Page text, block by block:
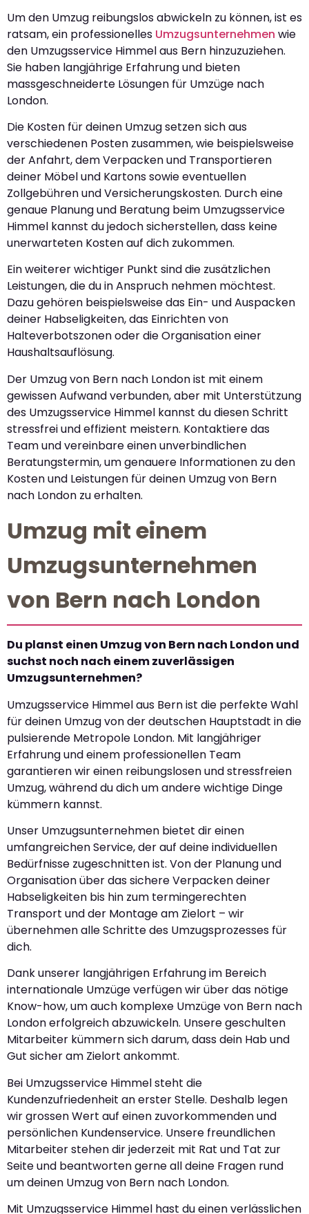
Um den Umzug reibungslos abwickeln zu können, ist es
ratsam, ein professionelles Umzugsunternehmen wie
den Umzugsservice Himmel aus Bern hinzuzuziehen.
Sie haben langjährige Erfahrung und bieten
massgeschneiderte Lösungen für Umzüge nach
London.
Die Kosten für deinen Umzug setzen sich aus
verschiedenen Posten zusammen, wie beispielsweise
der Anfahrt, dem Verpacken und Transportieren
deiner Möbel und Kartons sowie eventuellen
Zollgebühren und Versicherungskosten. Durch eine
genaue Planung und Beratung beim Umzugsservice
Himmel kannst du jedoch sicherstellen, dass keine
unerwarteten Kosten auf dich zukommen.
Ein weiterer wichtiger Punkt sind die zusätzlichen
Leistungen, die du in Anspruch nehmen möchtest.
Dazu gehören beispielsweise das Ein- und Auspacken
deiner Habseligkeiten, das Einrichten von
Halteverbotszonen oder die Organisation einer
Haushaltsauflösung.
Der Umzug von Bern nach London ist mit einem
gewissen Aufwand verbunden, aber mit Unterstützung
des Umzugsservice Himmel kannst du diesen Schritt
stressfrei und effizient meistern. Kontaktiere das
Team und vereinbare einen unverbindlichen
Beratungstermin, um genauere Informationen zu den
Kosten und Leistungen für deinen Umzug von Bern
nach London zu erhalten.
Umzug mit einem
Umzugsunternehmen
von Bern nach London
Du planst einen Umzug von Bern nach London und
suchst noch nach einem zuverlässigen
Umzugsunternehmen?
Umzugsservice Himmel aus Bern ist die perfekte Wahl
für deinen Umzug von der deutschen Hauptstadt in die
pulsierende Metropole London. Mit langjähriger
Erfahrung und einem professionellen Team
garantieren wir einen reibungslosen und stressfreien
Umzug, während du dich um andere wichtige Dinge
kümmern kannst.
Unser Umzugsunternehmen bietet dir einen
umfangreichen Service, der auf deine individuellen
Bedürfnisse zugeschnitten ist. Von der Planung und
Organisation über das sichere Verpacken deiner
Habseligkeiten bis hin zum termingerechten
Transport und der Montage am Zielort – wir
übernehmen alle Schritte des Umzugsprozesses für
dich.
Dank unserer langjährigen Erfahrung im Bereich
internationale Umzüge verfügen wir über das nötige
Know-how, um auch komplexe Umzüge von Bern nach
London erfolgreich abzuwickeln. Unsere geschulten
Mitarbeiter kümmern sich darum, dass dein Hab und
Gut sicher am Zielort ankommt.
Bei Umzugsservice Himmel steht die
Kundenzufriedenheit an erster Stelle. Deshalb legen
wir grossen Wert auf einen zuvorkommenden und
persönlichen Kundenservice. Unsere freundlichen
Mitarbeiter stehen dir jederzeit mit Rat und Tat zur
Seite und beantworten gerne all deine Fragen rund
um deinen Umzug von Bern nach London.
Mit Umzugsservice Himmel hast du einen verlässlichen